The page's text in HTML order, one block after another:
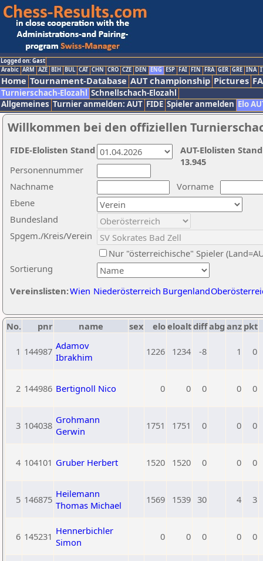
Logged on: Gast
Arabic ARM AZE BIH BUL CAT CHN CRO CZE DEN ENG ESP FAI FIN FRA GER GRE INA
Home Tournament-Database AUT championship Pictures
Turnierschach-Elozahl Schnellschach-Elozahl
Allgemeines Turnier anmelden: AUT FIDE Spieler anmelden Elo
Willkommen bei den offiziellen
Nachname
Vorname
Ebene
Sortierung
Personennummer
Bundesland
Spgem./Kreis/Verein
Nur "österreichische" Spieler
Vereinslisten:Wien Niederösterreich Burgenland
AUT-Elolisten
13.945
FIDE-Elolisten Stand
No. pnr name sex eloeloaltdiffabg anz pkt
1 144987 Adamov
Ibrakhim
1226 1234 -8 1 0
2 144986 Bertignoll Nico 0 0 0 0 0
3 104038 Grohmann
Gerwin
1751 1751 0 0 0
4 104101 Gruber Herbert 1520 1520 0 0 0
5 146875 Heilemann
Thomas Michael
1569 1539 30 4 3
6 145231 Hennerbichler
Simon
0 0 0 0 0